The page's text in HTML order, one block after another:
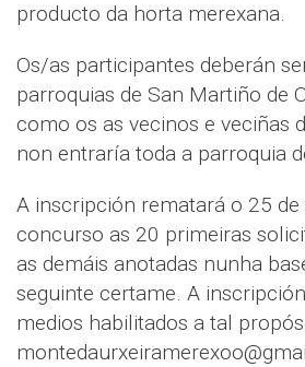
producto da horta merexana.
Os/as participantes deberán
parroquias de San Martiño de
como os as vecinos e veciñas
non entraría toda a parroquia
A inscripción rematará o 25
concurso as 20 primeiras
as demáis anotadas nunha
seguinte certame. A
medios habilitados a tal